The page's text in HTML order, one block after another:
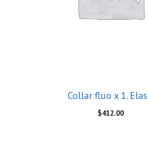
Collar fluo x 1.
$412.00